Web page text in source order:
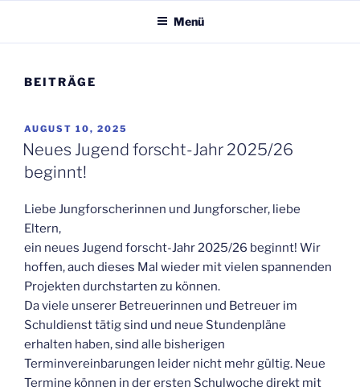
Menü
BEITRÄGE
VERÖFFENTLICHT
AM
AUGUST 10, 2025
Neues Jugend forscht-Jahr 2025/26
beginnt!
Liebe Jungforscherinnen und Jungforscher, liebe
Eltern,
ein neues Jugend forscht-Jahr 2025/26 beginnt! Wir
hoffen, auch dieses Mal wieder mit vielen spannenden
Projekten durchstarten zu können.
Da viele unserer Betreuerinnen und Betreuer im
Schuldienst tätig sind und neue Stundenpläne
erhalten haben, sind alle bisherigen
Terminvereinbarungen leider nicht mehr gültig. Neue
Termine können in der ersten Schulwoche direkt mit